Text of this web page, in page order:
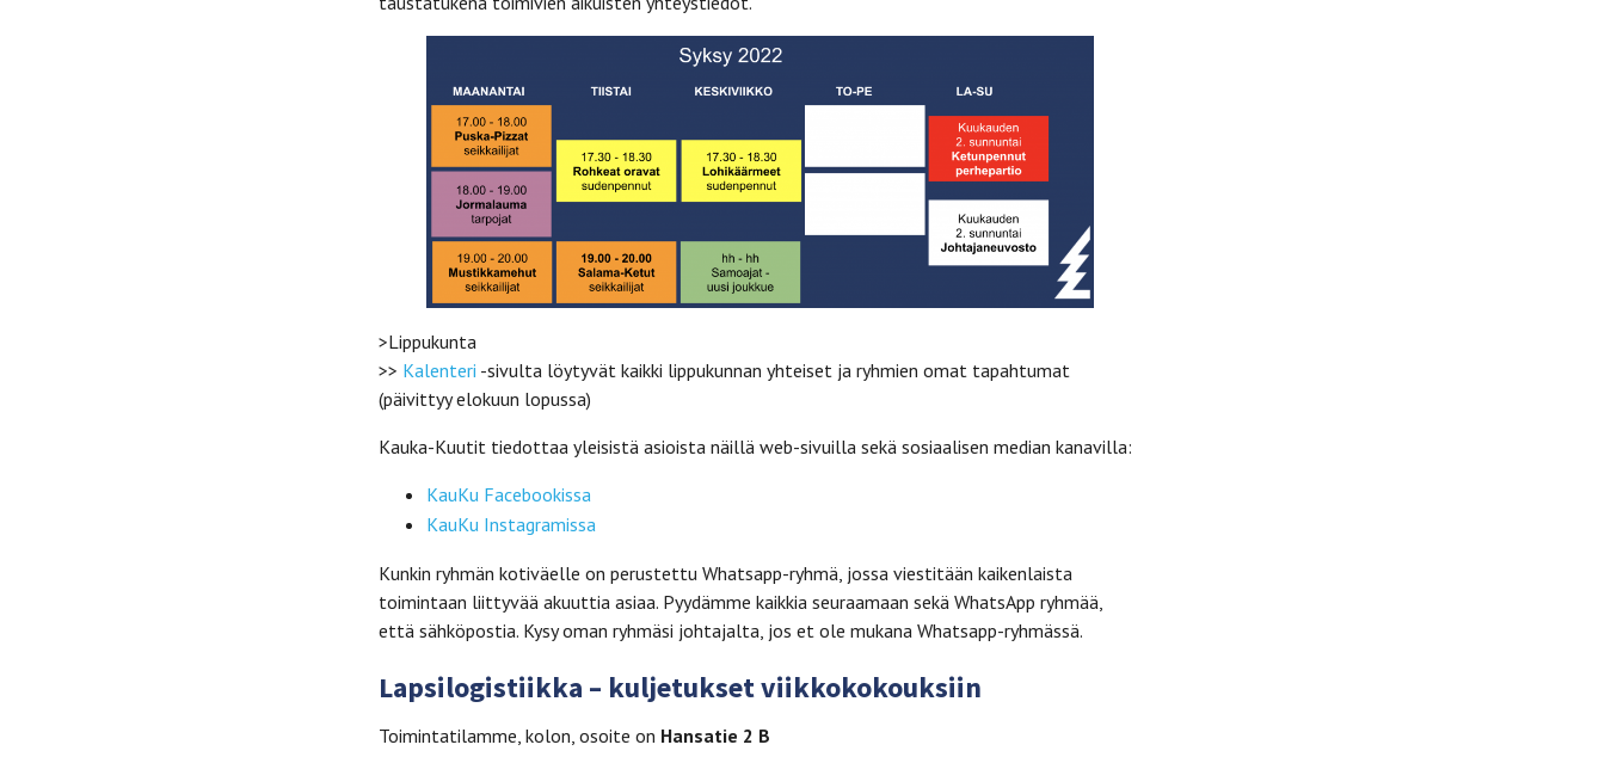
>Lippukunta
>> Kalenteri -sivulta löytyvät kaikki lippukunnan yhteiset ja ryhmien omat tapahtumat
(päivittyy elokuun lopussa)
Kauka-Kuutit tiedottaa yleisistä asioista näillä web-sivuilla sekä sosiaalisen median kanavilla:
KauKu Facebookissa
KauKu Instagramissa
Kunkin ryhmän kotiväelle on perustettu Whatsapp-ryhmä, jossa viestitään kaikenlaista
toimintaan liittyvää akuuttia asiaa. Pyydämme kaikkia seuraamaan sekä WhatsApp ryhmää,
että sähköpostia. Kysy oman ryhmäsi johtajalta, jos et ole mukana Whatsapp-ryhmässä.
Lapsilogistiikka – kuljetukset viikkokokouksiin
Toimintatilamme, kolon, osoite on Hansatie 2 B